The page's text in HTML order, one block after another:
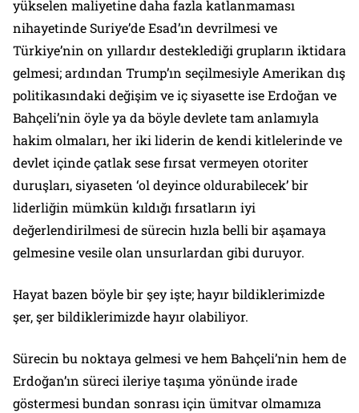
yükselen maliyetine daha fazla katlanmaması
nihayetinde Suriye’de Esad’ın devrilmesi ve
Türkiye’nin on yıllardır desteklediği grupların iktidara
gelmesi; ardından Trump’ın seçilmesiyle Amerikan dış
politikasındaki değişim ve iç siyasette ise Erdoğan ve
Bahçeli’nin öyle ya da böyle devlete tam anlamıyla
hakim olmaları, her iki liderin de kendi kitlelerinde ve
devlet içinde çatlak sese fırsat vermeyen otoriter
duruşları, siyaseten ‘ol deyince oldurabilecek’ bir
liderliğin mümkün kıldığı fırsatların iyi
değerlendirilmesi de sürecin hızla belli bir aşamaya
gelmesine vesile olan unsurlardan gibi duruyor.
Hayat bazen böyle bir şey işte; hayır bildiklerimizde
şer, şer bildiklerimizde hayır olabiliyor.
Sürecin bu noktaya gelmesi ve hem Bahçeli’nin hem de
Erdoğan’ın süreci ileriye taşıma yönünde irade
göstermesi bundan sonrası için ümitvar olmamıza